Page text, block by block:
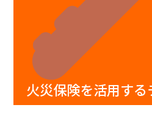
火災保険を活用す